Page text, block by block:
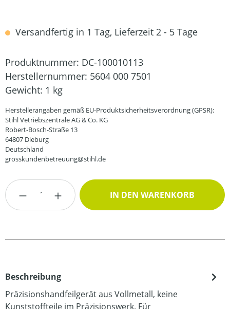
Versandfertig in 1 Tag, Lieferzeit 2 - 5 Tage
Produktnummer: DC-100010113
Herstellernummer: 5604 000 7501
Gewicht: 1 kg
Herstellerangaben gemäß EU-Produktsicherheitsverordnung (GPSR):
Stihl Vetriebszentrale AG & Co. KG
Robert-Bosch-Straße 13
64807 Dieburg
Deutschland
grosskundenbetreuung@stihl.de
Produkt Anzahl: Gib den gewünschten
IN DEN WARENKORB
Beschreibung
Präzisionshandfeilgerät aus Vollmetall, keine
Kunststoffteile im Präzisionswerk. Für